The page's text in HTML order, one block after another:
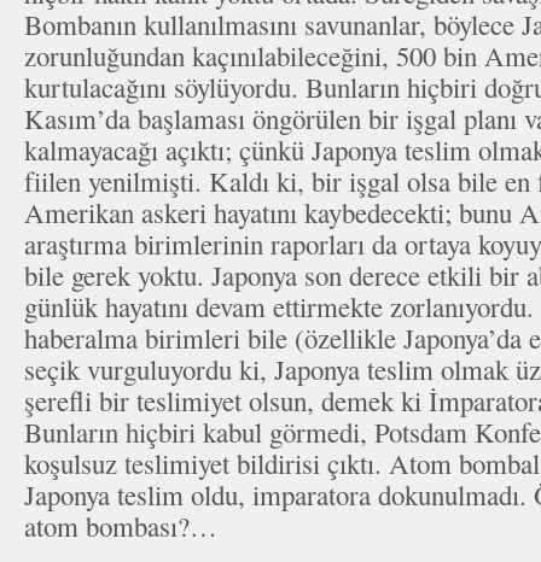
Bombanın kullanılmasını savunanlar, böylece
zorunluğundan kaçınılabileceğini, 500 bin
kurtulacağını söylüyordu. Bunların hiçbiri
Kasım’da başlaması öngörülen bir işgal planı
kalmayacağı açıktı; çünkü Japonya teslim
fiilen yenilmişti. Kaldı ki, bir işgal olsa bile en
Amerikan askeri hayatını kaybedecekti; bunu
araştırma birimlerinin raporları da ortaya
bile gerek yoktu. Japonya son derece etkili bir
günlük hayatını devam ettirmekte
haberalma birimleri bile (özellikle Japonya’da
seçik vurguluyordu ki, Japonya teslim olmak
şerefli bir teslimiyet olsun, demek ki
Bunların hiçbiri kabul görmedi, Potsdam
koşulsuz teslimiyet bildirisi çıktı. Atom
Japonya teslim oldu, imparatora dokunulmadı.
atom bombası?…